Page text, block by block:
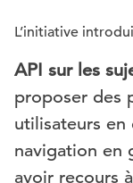
L’initiative
API sur les
proposer des
utilisateurs
navigation en
avoir recours